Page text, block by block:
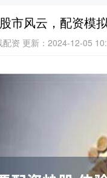
市风云，配资模
配资 更新：2024-12-05